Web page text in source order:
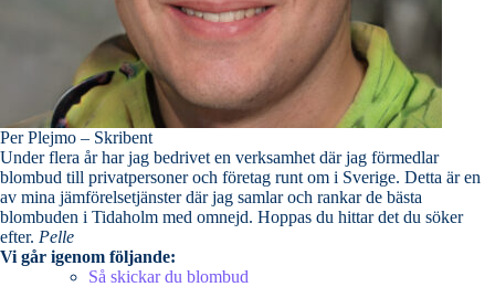
Per Plejmo – Skribent
Under flera år har jag bedrivet en verksamhet där jag förmedlar
blombud till privatpersoner och företag runt om i Sverige. Detta är en
av mina jämförelsetjänster där jag samlar och rankar de bästa
blombuden i Tidaholm med omnejd. Hoppas du hittar det du söker
efter. Pelle
Vi går igenom följande:
Så skickar du blombud